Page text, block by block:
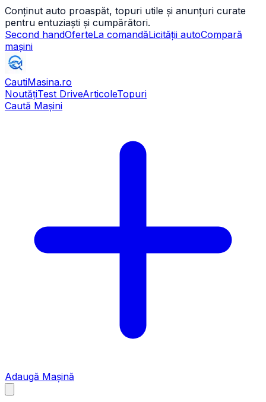
Conținut auto proaspăt, topuri utile și anunțuri curate
pentru entuziaști și cumpărători.
Second handOferteLa comandăLicității autoCompară
mașini
CautiMasina.ro
NoutățiTest DriveArticoleTopuri
Caută Mașini
Adaugă Mașină